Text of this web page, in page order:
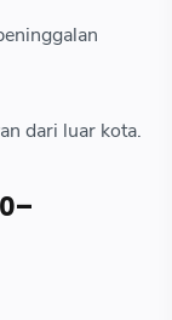
dari luar kota.